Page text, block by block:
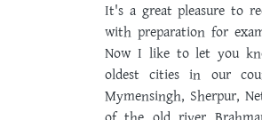
It's a great pleasure to
with preparation for
Now I like to let you
oldest cities in our
Mymensingh, Sherpur,